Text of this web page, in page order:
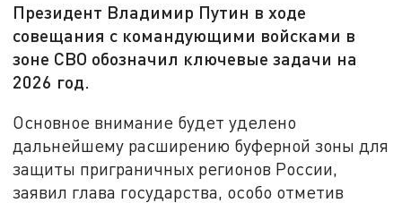
Президент Владимир Путин в ходе
совещания с командующими войсками в
зоне СВО обозначил ключевые задачи на
2026 год.
Основное внимание будет уделено
дальнейшему расширению буферной зоны для
защиты приграничных регионов России,
заявил глава государства, особо отметив